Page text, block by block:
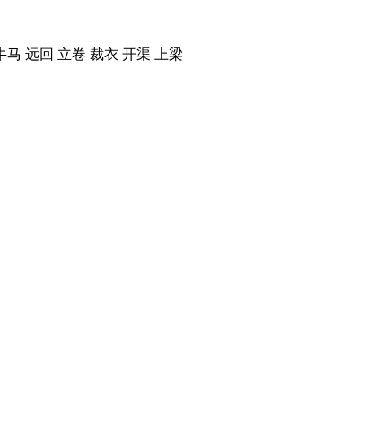
远回 立卷 裁衣 开渠 上梁